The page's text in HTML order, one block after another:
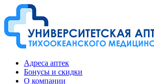
Адреса аптек
Бонусы и скидки
О компании